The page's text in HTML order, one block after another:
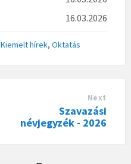
16.03.2026
Kiemelt hírek, Oktatás
Next
Szavazási
névjegyzék - 2026